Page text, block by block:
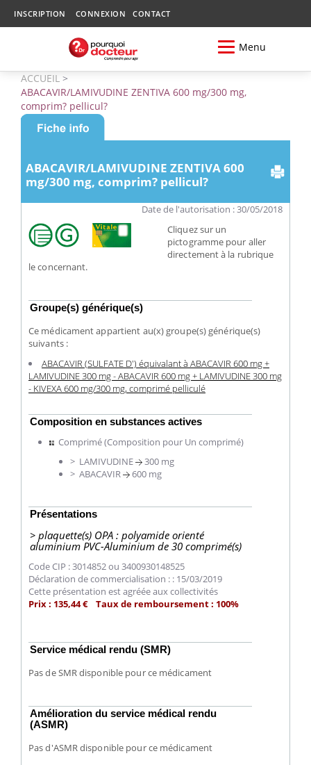
INSCRIPTION CONNEXION CONTACT
Menu
ACCUEIL >
ABACAVIR/LAMIVUDINE ZENTIVA 600 mg/300 mg,
comprim? pellicul?
ABACAVIR/LAMIVUDINE ZENTIVA 600
mg/300 mg, comprim? pellicul?
Date de l'autorisation : 30/05/2018
Cliquez sur un
pictogramme pour aller
directement à la rubrique
le concernant.
Groupe(s) générique(s)
Ce médicament appartient au(x) groupe(s) générique(s)
suivants :
ABACAVIR (SULFATE D') équivalant à ABACAVIR 600 mg +
LAMIVUDINE 300 mg - ABACAVIR 600 mg + LAMIVUDINE 300 mg
- KIVEXA 600 mg/300 mg, comprimé pelliculé
Composition en substances actives
Comprimé (Composition pour Un comprimé)
> LAMIVUDINE
300 mg
> ABACAVIR
600 mg
Présentations
> plaquette(s) OPA : polyamide orienté
aluminium PVC-Aluminium de 30 comprimé(s)
Code CIP : 3014852 ou 3400930148525
Déclaration de commercialisation : : 15/03/2019
Cette présentation est agréée aux collectivités
Prix : 135,44 € Taux de remboursement : 100%
Service médical rendu (SMR)
Pas de SMR disponible pour ce médicament
Amélioration du service médical rendu
(ASMR)
Pas d'ASMR disponible pour ce médicament